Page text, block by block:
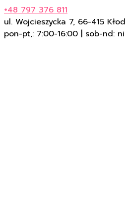
+48 797 376 811
ul. Wojcieszycka 7, 66-415
pon-pt,: 7:00-16:00 | sob-nd: